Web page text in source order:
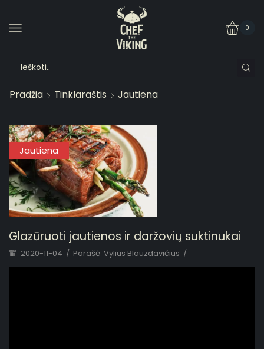
0
Pradžia Tinklaraštis Jautiena
Jautiena
Glazūruoti jautienos ir daržovių suktinukai
2020-11-04 / Parašė Vylius Blauzdavičius /